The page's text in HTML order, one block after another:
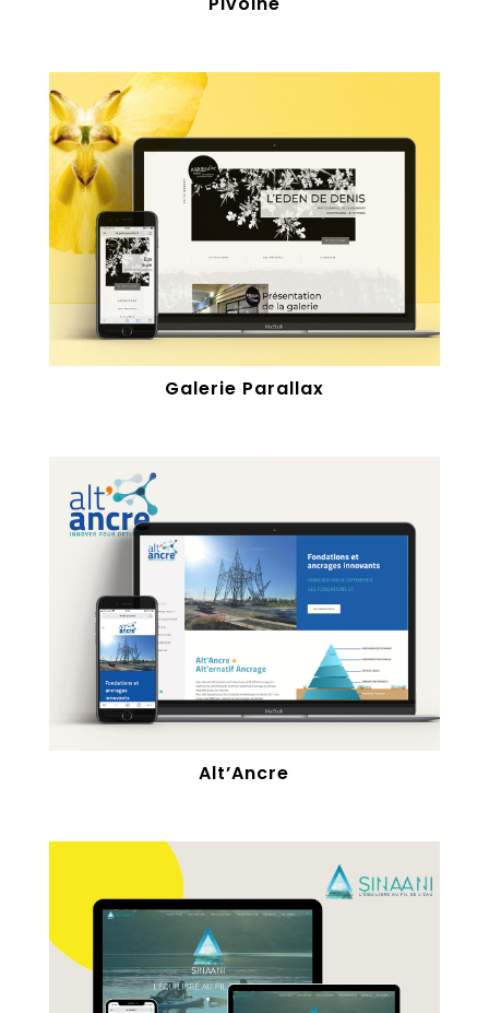
Galerie Parallax
Alt’Ancre